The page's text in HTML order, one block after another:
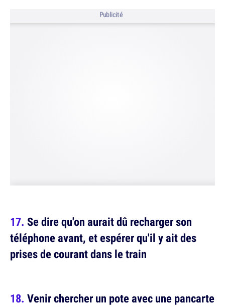
Publicité
Se dire qu'on aurait dû recharger son
téléphone avant, et espérer qu'il y ait des
prises de courant dans le train
Venir chercher un pote avec une pancarte